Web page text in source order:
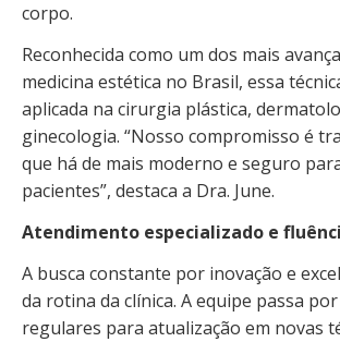
corpo.
Reconhecida como um dos mais
medicina estética no Brasil, essa
aplicada na cirurgia plástica,
ginecologia. “Nosso compromisso é
que há de mais moderno e seguro
pacientes”, destaca a Dra. June.
Atendimento especializado e
A busca constante por inovação e
da rotina da clínica. A equipe passa
regulares para atualização em novas